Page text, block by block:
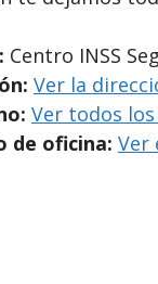
Centro INSS
Ver la
Ver todos
de oficina: Ver